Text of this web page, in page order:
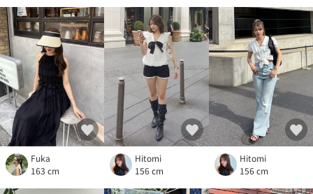
Fuka
163 cm
Hitomi
156 cm
Hitomi
156 cm